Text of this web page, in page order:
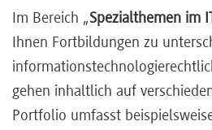
Im Bereich „Spezialthemen im
Ihnen Fortbildungen zu
gehen inhaltlich auf
Portfolio umfasst